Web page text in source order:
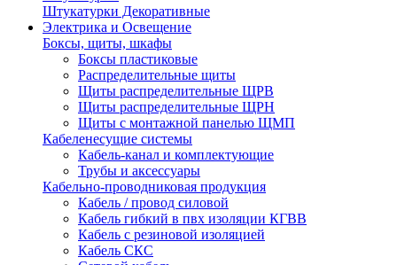
Штукатурки Декоративные
Электрика и Освещение
Боксы, щиты, шкафы
Боксы пластиковые
Распределительные щиты
Щиты распределительные ЩРВ
Щиты распределительные ЩРН
Щиты с монтажной панелью ЩМП
Кабеленесущие системы
Кабель-канал и комплектующие
Трубы и аксессуары
Кабельно-проводниковая продукция
Кабель / провод силовой
Кабель гибкий в пвх изоляции КГВВ
Кабель с резиновой изоляцией
Кабель СКС